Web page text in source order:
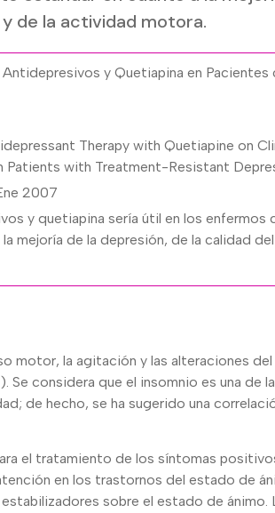
de la actividad motora.
y Quetiapina en Pacientes
Therapy with Quetiapine on
with Treatment-Resistant
2007
y quetiapina sería útil en los enfermos
mejoría de la depresión, de la calidad
motor, la agitación y las alteraciones
considera que el insomnio es una de
de hecho, se ha sugerido una
el tratamiento de los síntomas
en los trastornos del estado de
sobre el estado de ánimo.